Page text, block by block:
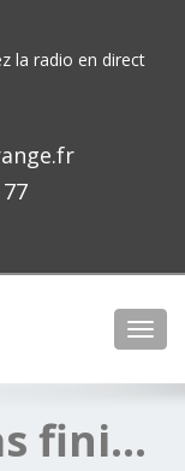
la radio en direct
fini…